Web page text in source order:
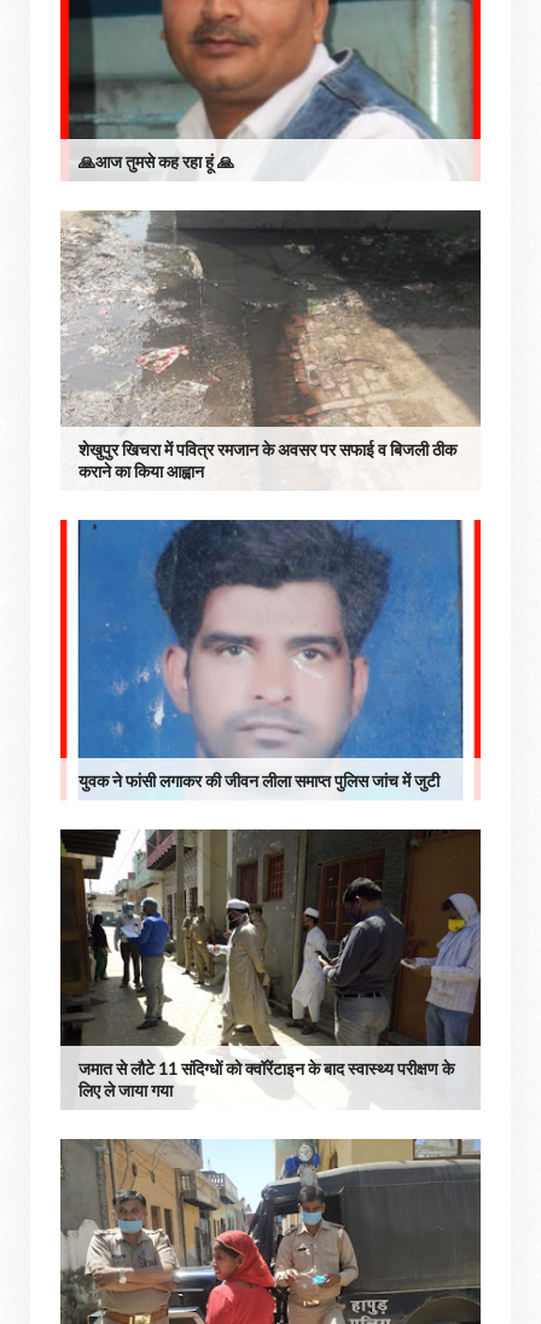
🙏आज तुमसे कह रहा हूं 🙏
शेखुपुर खिचरा में पवित्र रमजान के अवसर पर सफाई व बिजली ठीक
कराने का किया आह्वान
युवक ने फांसी लगाकर की जीवन लीला समाप्त पुलिस जांच में जुटी
जमात से लौटे 11 संदिग्धों को क्वॉरेंटाइन के बाद स्वास्थ्य परीक्षण के
लिए ले जाया गया